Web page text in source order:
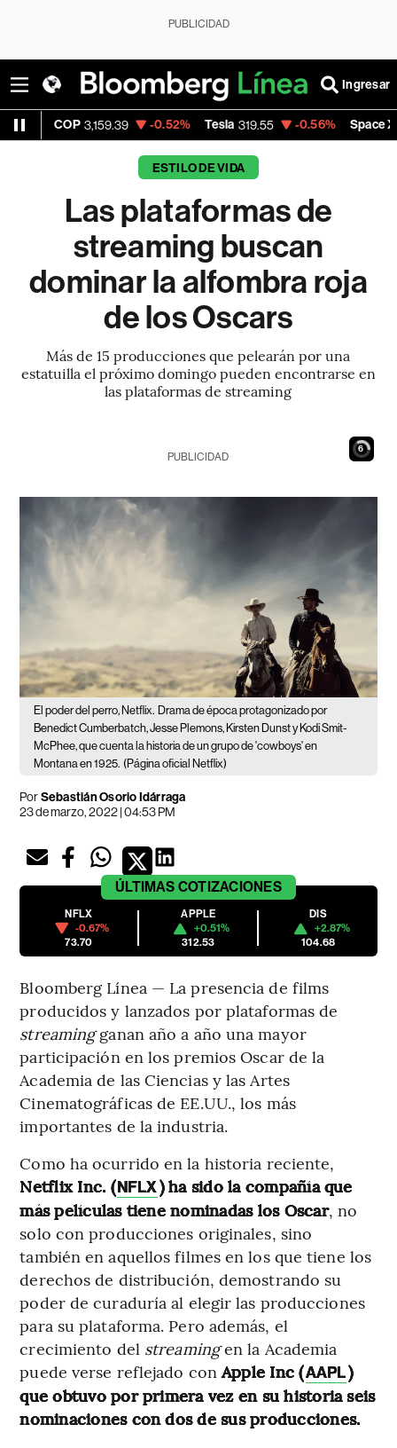
PUBLICIDAD
Ingresar
3,159.39 -0.52% Tesla 319.55 -0.56% Space X 114.855
ESTILO DE VIDA
Las plataformas de
streaming buscan
dominar la alfombra roja
de los Oscars
Más de 15 producciones que pelearán por una
estatuilla el próximo domingo pueden encontrarse en
las plataformas de streaming
5
PUBLICIDAD
El poder del perro, Netflix. Drama de época protagonizado por
Benedict Cumberbatch, Jesse Plemons, Kirsten Dunst y Kodi Smit-
McPhee, que cuenta la historia de un grupo de 'cowboys' en
Montana en 1925. (Página oficial Netflix)
PorSebastián Osorio Idárraga
23 de marzo, 2022 | 04:53 PM
ÚLTIMAS COTIZACIONES
NFLX
-0.67%
73.70
APPLE
+0.51%
312.53
DIS
+2.87%
104.68
Bloomberg Línea — La presencia de films
producidos y lanzados por plataformas de
streamingganan año a año una mayor
participación en los premios Oscar de la
Academia de las Ciencias y las Artes
Cinematográficas de EE.UU., los más
importantes de la industria.
Como ha ocurrido en la historia reciente,
Netflix Inc. (NFLX) ha sido la compañía que
más películas tiene nominadas los Oscar, no
solo con producciones originales, sino
también en aquellos filmes en los que tiene los
derechos de distribución, demostrando su
poder de curaduría al elegir las producciones
para su plataforma. Pero además, el
crecimiento del streamingen la Academia
puede verse reflejado conApple Inc (AAPL)
que obtuvo por primera vez en su historia seis
nominaciones con dos de sus producciones.